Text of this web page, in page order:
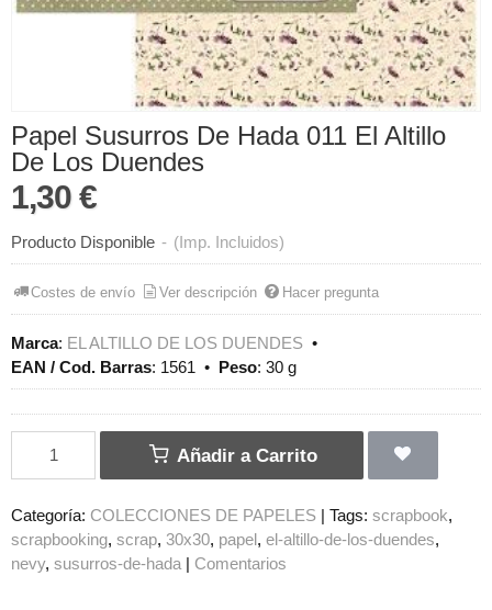
Papel Susurros De Hada 011 El Altillo
De Los Duendes
1,30 €
Producto Disponible - (Imp. Incluidos)
Costes de envío Ver descripción Hacer pregunta
Marca: EL ALTILLO DE LOS DUENDES •
EAN / Cod. Barras: 1561 • Peso: 30 g
Añadir a Carrito
Categoría: COLECCIONES DE PAPELES | Tags: scrapbook
scrapbooking scrap 30x30 papel el-altillo-de-los-duendes
nevy susurros-de-hada | Comentarios